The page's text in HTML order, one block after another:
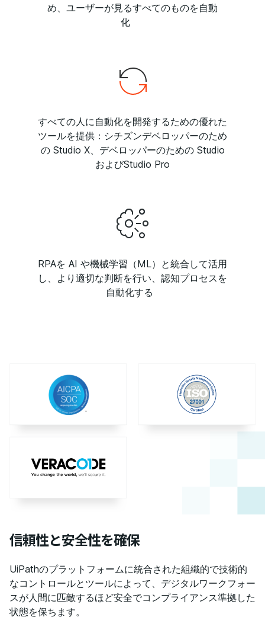
め、ユーザーが見るすべてのものを自動
化 ​
すべての人に自動化を開発するための優れた
ツールを提供：シチズンデベロッパーのため
の Studio X、デベロッパーのための Studio
およびStudio Pro
RPAを AI や機械学習（ML）と統合して活用
し、より適切な判断を行い、認知プロセスを
自動化する
信頼性と安全性を確保
UiPathのプラットフォームに統合された組織的で技術的
なコントロールとツールによって、デジタルワークフォー
スが人間に匹敵するほど安全でコンプライアンス準拠した
状態を保ちます。